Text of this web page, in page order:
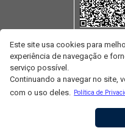
Este site usa cookies para
experiência de navegação e
serviço possível.
Continuando a navegar no site,
com o uso deles.
Política de
TV WEB UNIP /
UNIPLAN - Centro Universitário